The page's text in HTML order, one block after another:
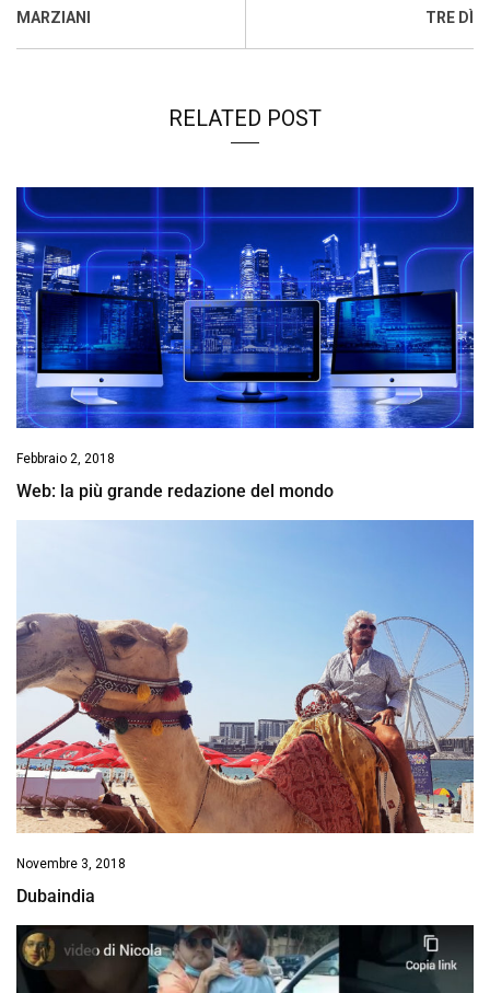
o
MARZIANI
TRE DÌ
RELATED POST
Febbraio 2, 2018
Web: la più grande redazione del mondo
Novembre 3, 2018
Dubaindia